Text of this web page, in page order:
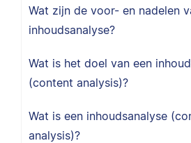
Wat zijn de voor- en nadelen
inhoudsanalyse?
Wat is het doel van een
(content analysis)?
Wat is een inhoudsanalyse
analysis)?